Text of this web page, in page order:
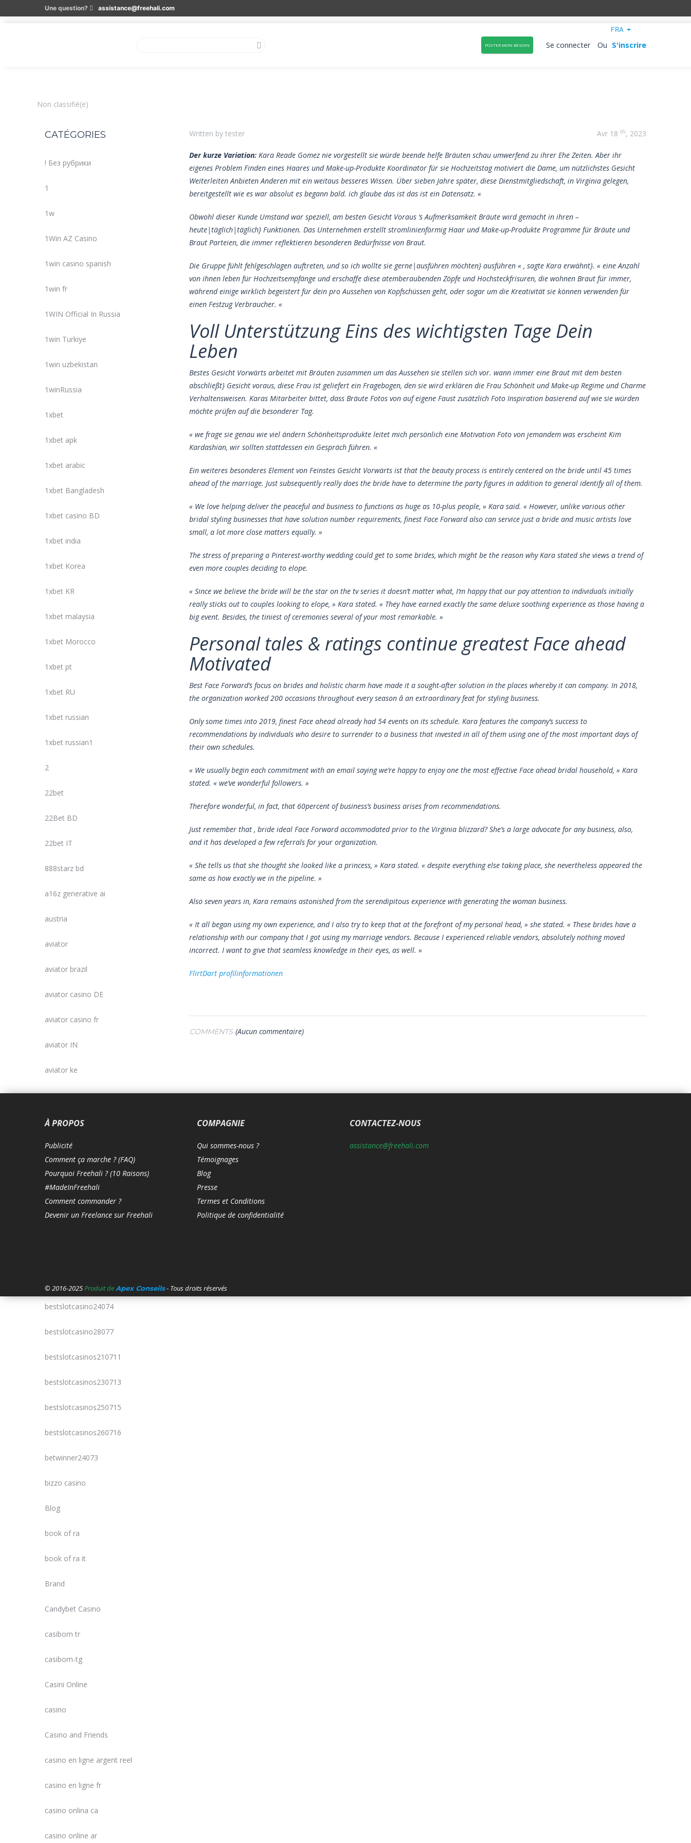
Une question? assistance@freehali.com
FRA
POSTER MON BESOIN Se connecter Ou S'inscrire
Non classifié(e)
CATÉGORIES
! Без рубрики
1
1w
1Win AZ Casino
1win casino spanish
1win fr
1WIN Official In Russia
1win Turkiye
1win uzbekistan
1winRussia
1xbet
1xbet apk
1xbet arabic
1xbet Bangladesh
1xbet casino BD
1xbet india
1xbet Korea
1xbet KR
1xbet malaysia
1xbet Morocco
1xbet pt
1xbet RU
1xbet russian
1xbet russian1
2
22bet
22Bet BD
22bet IT
888starz bd
a16z generative ai
austria
aviator
aviator brazil
aviator casino DE
aviator casino fr
aviator IN
aviator ke
aviator mz
aviator ng
b1bet BR
Bankobet
bbrbet mx
bestslotcasino24074
bestslotcasino28077
bestslotcasinos210711
bestslotcasinos230713
bestslotcasinos250715
bestslotcasinos260716
betwinner24073
bizzo casino
Blog
book of ra
book of ra it
Brand
Candybet Casino
casibom tr
casibom-tg
Casini Online
casino
Casino and Friends
casino en ligne argent reel
casino en ligne fr
casino onlina ca
casino online ar
Written by tester Avr 18 th, 2023
Der kurze Variation:Kara Reade Gomez nie vorgestellt sie würde beende helfe Bräuten schau umwerfend zu ihrer Ehe Zeiten. Aber ihr
eigenes Problem Finden eines Haares und Make-up-Produkte Koordinator für sie Hochzeitstag motiviert die Dame, um nützlichstes Gesicht
Weiterleiten Anbieten Anderen mit ein weitaus besseres Wissen. Über sieben Jahre später, diese Dienstmitgliedschaft, in Virginia gelegen,
bereitgestellt wie es war absolut es begann bald. ich glaube das ist das ist ein Datensatz. «
Obwohl dieser Kunde Umstand war speziell, am besten Gesicht Voraus ‘s Aufmerksamkeit Bräute wird gemacht in ihren –
heute|täglich|täglich} Funktionen. Das Unternehmen erstellt stromlinienförmig Haar und Make-up-Produkte Programme für Bräute und
Braut Parteien, die immer reflektieren besonderen Bedürfnisse von Braut.
Die Gruppe fühlt fehlgeschlagen auftreten, und so ich wollte sie gerne|ausführen möchten} ausführen « , sagte Kara erwähnt}. « eine Anzahl
von ihnen leben für Hochzeitsempfänge und erschaffe diese atemberaubenden Zöpfe und Hochsteckfrisuren, die wohnen Braut für immer,
während einige wirklich begeistert für dein pro Aussehen von Kopfschüssen geht, oder sogar um die Kreativität sie können verwenden für
einen Festzug Verbraucher. «
Voll Unterstützung Eins des wichtigsten Tage Dein
Leben
Bestes Gesicht Vorwärts arbeitet mit Bräuten zusammen um das Aussehen sie stellen sich vor. wann immer eine Braut mit dem besten
abschließt} Gesicht voraus, diese Frau ist geliefert ein Fragebogen, den sie wird erklären die Frau Schönheit und Make-up Regime und Charme
Verhaltensweisen. Karas Mitarbeiter bittet, dass Bräute Fotos von auf eigene Faust zusätzlich Foto Inspiration basierend auf wie sie würden
möchte prüfen auf die besonderer Tag.
« we frage sie genau wie viel ändern Schönheitsprodukte leitet mich persönlich eine Motivation Foto von jemandem was erscheint Kim
Kardashian, wir sollten stattdessen ein Gespräch führen. «
Ein weiteres besonderes Element von Feinstes Gesicht Vorwärts ist that the beauty process is entirely centered on the bride until 45 times
ahead of the marriage. Just subsequently really does the bride have to determine the party figures in addition to general identify all of them.
« We love helping deliver the peaceful and business to functions as huge as 10-plus people, » Kara said. « However, unlike various other
bridal styling businesses that have solution number requirements, finest Face Forward also can service just a bride and music artists love
small, a lot more close matters equally. »
The stress of preparing a Pinterest-worthy wedding could get to some brides, which might be the reason why Kara stated she views a trend of
even more couples deciding to elope.
« Since we believe the bride will be the star on the tv series it doesn’t matter what, I’m happy that our pay attention to individuals initially
really sticks out to couples looking to elope, » Kara stated. « They have earned exactly the same deluxe soothing experience as those having a
big event. Besides, the tiniest of ceremonies several of your most remarkable. »
Personal tales & ratings continue greatest Face ahead
Motivated
Best Face Forward’s focus on brides and holistic charm have made it a sought-after solution in the places whereby it can company. In 2018,
the organization worked 200 occasions throughout every season â an extraordinary feat for styling business.
Only some times into 2019, finest Face ahead already had 54 events on its schedule. Kara features the company’s success to
recommendations by individuals who desire to surrender to a business that invested in all of them using one of the most important days of
their own schedules.
« We usually begin each commitment with an email saying we’re happy to enjoy one the most effective Face ahead bridal household, » Kara
stated. « we’ve wonderful followers. »
Therefore wonderful, in fact, that 60percent of business’s business arises from recommendations.
Just remember that , bride ideal Face Forward accommodated prior to the Virginia blizzard? She’s a large advocate for any business, also,
and it has developed a few referrals for your organization.
« She tells us that she thought she looked like a princess, » Kara stated. « despite everything else taking place, she nevertheless appeared the
same as how exactly we in the pipeline. »
Also seven years in, Kara remains astonished from the serendipitous experience with generating the woman business.
« It all began using my own experience, and I also try to keep that at the forefront of my personal head, » she stated. « These brides have a
relationship with our company that I got using my marriage vendors. Because I experienced reliable vendors, absolutely nothing moved
incorrect. I want to give that seamless knowledge in their eyes, as well. »
FlirtDart profilinformationen
COMMENTS (Aucun commentaire)
À PROPOS
Publicité
Comment ça marche ? (FAQ)
Pourquoi Freehali ? (10 Raisons)
#MadeInFreehali
Comment commander ?
Devenir un Freelance sur Freehali
COMPAGNIE
Qui sommes-nous ?
Témoignages
Blog
Presse
Termes et Conditions
Politique de confidentialité
CONTACTEZ-NOUS
assistance@freehali.com
© 2016-2025Produit deApex Conseils- Tous droits réservés